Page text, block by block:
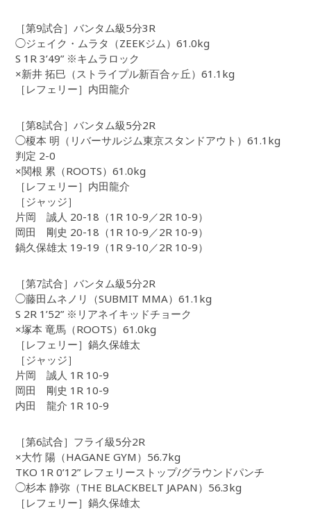
［第9試合］バンタム級5分3R
◯ジェイク・ムラタ（ZEEKジム）61.0kg
S 1R 3’49” ※キムラロック
×新井 拓巳（ストライプル新百合ヶ丘）61.1kg
［レフェリー］内田龍介
［第8試合］バンタム級5分2R
◯榎本 明（リバーサルジム東京スタンドアウト）61.1kg
判定 2-0
×関根 累（ROOTS）61.0kg
［レフェリー］内田龍介
［ジャッジ］
片岡 誠人 20-18（1R 10-9／2R 10-9）
岡田 剛史 20-18（1R 10-9／2R 10-9）
鍋久保雄太 19-19（1R 9-10／2R 10-9）
［第7試合］バンタム級5分2R
◯藤田ムネノリ（SUBMIT MMA）61.1kg
S 2R 1’52” ※リアネイキッドチョーク
×塚本 竜馬（ROOTS）61.0kg
［レフェリー］鍋久保雄太
［ジャッジ］
片岡 誠人 1R 10-9
岡田 剛史 1R 10-9
内田 龍介 1R 10-9
［第6試合］フライ級5分2R
×大竹 陽（HAGANE GYM）56.7kg
TKO 1R 0’12” レフェリーストップ/グラウンドパンチ
◯杉本 静弥（THE BLACKBELT JAPAN）56.3kg
［レフェリー］鍋久保雄太